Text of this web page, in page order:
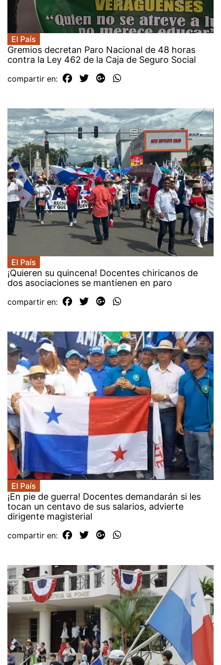
El País
Gremios decretan Paro Nacional de 48 horas
contra la Ley 462 de la Caja de Seguro Social
compartir en:
El País
¡Quieren su quincena! Docentes chiricanos de
dos asociaciones se mantienen en paro
compartir en:
El País
¡En pie de guerra! Docentes demandarán si les
tocan un centavo de sus salarios, advierte
dirigente magisterial
compartir en: